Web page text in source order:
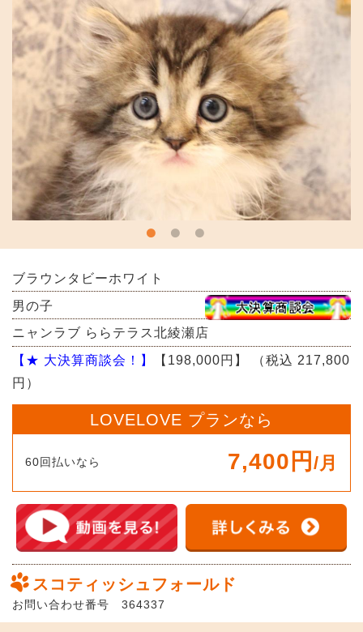
ブラウンタビーホワイト
男の子
ニャンラブ ららテラス北綾瀬店
【★ 大決算商談会！】
【198,000円】
（税込 217,800
円）
LOVELOVE プランなら
60回払いなら 7,400円 /月
スコティッシュフォールド
お問い合わせ番号 364337